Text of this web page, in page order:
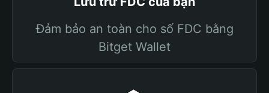
Đảm bảo an toàn cho số FDC bằng
Bitget Wallet